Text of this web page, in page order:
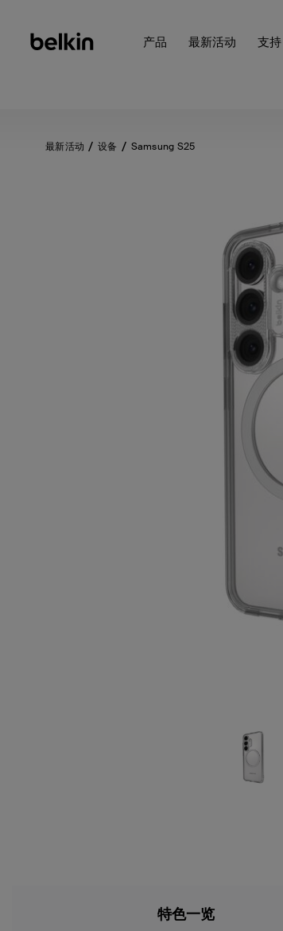
产品 最新活动 支持
最新活动 设备 Samsung S25
特色一览